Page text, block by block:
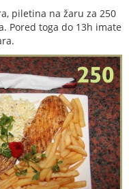
piletina na žaru za 250
Pored toga do 13h imate